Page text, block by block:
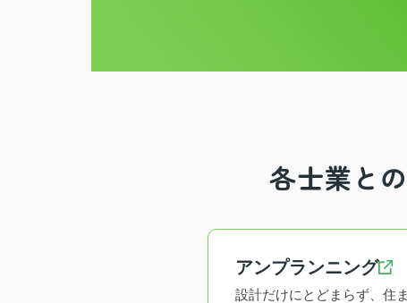
各士業と
アンプランニング
設計だけにとどまらず、住